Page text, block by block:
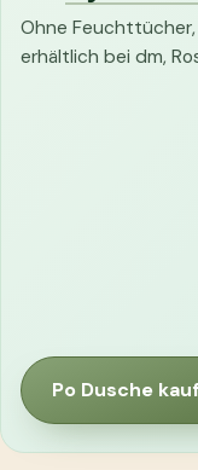
Ohne
erhältlich bei dm,
Po Dusche